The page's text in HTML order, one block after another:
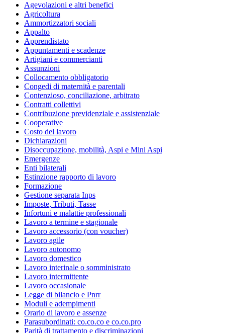
Agevolazioni e altri benefici
Agricoltura
Ammortizzatori sociali
Appalto
Apprendistato
Appuntamenti e scadenze
Artigiani e commercianti
Assunzioni
Collocamento obbligatorio
Congedi di maternità e parentali
Contenzioso, conciliazione, arbitrato
Contratti collettivi
Contribuzione previdenziale e assistenziale
Cooperative
Costo del lavoro
Dichiarazioni
Disoccupazione, mobilità, Aspi e Mini Aspi
Emergenze
Enti bilaterali
Estinzione rapporto di lavoro
Formazione
Gestione separata Inps
Imposte, Tributi, Tasse
Infortuni e malattie professionali
Lavoro a termine e stagionale
Lavoro accessorio (con voucher)
Lavoro agile
Lavoro autonomo
Lavoro domestico
Lavoro interinale o somministrato
Lavoro intermittente
Lavoro occasionale
Legge di bilancio e Pnrr
Moduli e adempimenti
Orario di lavoro e assenze
Parasubordinati: co.co.co e co.co.pro
Parità di trattamento e discriminazioni